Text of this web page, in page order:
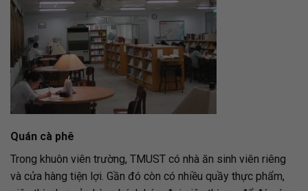
Quán cà phê
Trong khuôn viên trường, TMUST có nhà ăn sinh viên riêng
và cửa hàng tiện lợi. Gần đó còn có nhiều quầy thực phẩm,